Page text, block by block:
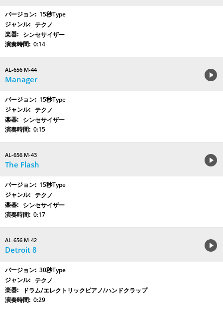
15秒Type
テクノ
シンセサイザー
0:14
AL-656 M-44
Manager
15秒Type
テクノ
シンセサイザー
0:15
AL-656 M-43
The Flash
15秒Type
テクノ
シンセサイザー
0:17
AL-656 M-42
Detroit 8
30秒Type
テクノ
ドラム/エレクトリックピアノ/ハンドクラップ
0:29